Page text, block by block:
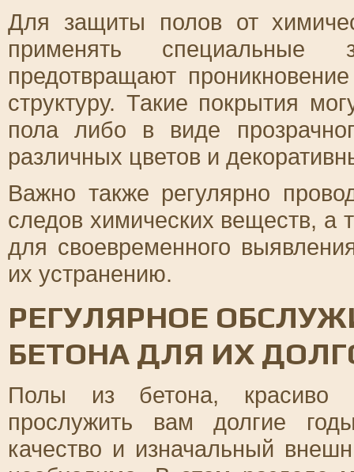
Для защиты полов от
применять специальные
предотвращают
структуру. Такие покрытия
пола либо в виде
различных цветов и
Важно также регулярно
следов химических веществ, а
для своевременного
их устранению.
РЕГУЛЯРНОЕ
БЕТОНА ДЛЯ ИХ
Полы из бетона, красиво
прослужить вам долгие
качество и изначальный